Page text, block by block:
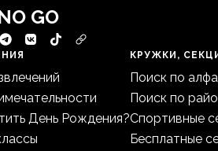
GO
День Рождения?
КРУЖКИ,
Поиск по
Поиск по
Спортивные
Бесплатные